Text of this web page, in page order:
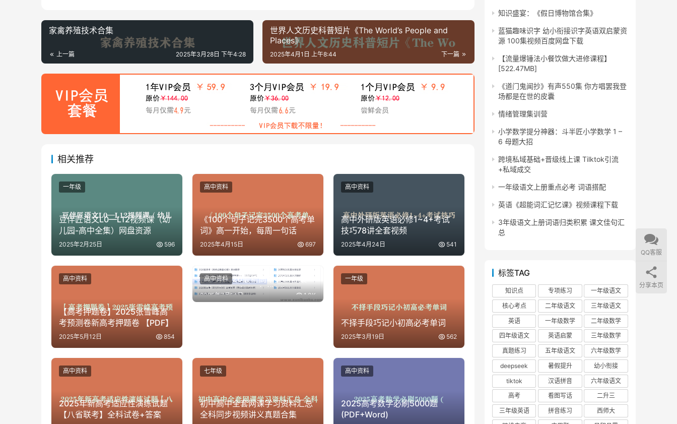
家禽养殖技术合集
上一篇 2025年3月28日 下午4:28
世界人文历史科普短片《The World’s People and
Places》
下一篇
2025年4月1日 上午8:44
相关推荐
豆伴匠语文L0—L12视频课（幼
儿园-高中全集）网盘资源
2025年2月25日 596
一年级
《100个句子记完3500个高考单
词》高一开始，每周一句话
2025年4月15日 697
高中资料
高中外研版英语必修1~4+考试
技巧78讲全套视频
2025年4月24日 541
高中资料
【高考押题卷】2025张雪峰高
考预测卷新高考押题卷 【PDF】
2025年5月12日 854
高中资料
[高考]2026最新高中资料合集
（包含5年高考3年模拟）
[7.5GB]
2025年7月14日 1.0K
高中资料
不择手段巧记小初高必考单词
2025年3月19日 562
一年级
2025年新高考适应性演练试题
【八省联考】全科试卷+答案
高中资料
初中高中全套网课学习资料汇总
全科同步视频讲义真题合集
七年级
2025高考数学必刷5000题
(PDF+Word)
高中资料
知识盛宴：《假日博物馆合集》
蓝猫趣味识字 幼小衔接识字英语双启蒙资
源 100集视频百度网盘下载
【流量爆锤法小餐饮做大进修课程】
[522.47MB]
《道门鬼闻抄》有声550集 你方唱罢我登
场都是在世的皮囊
情绪管理集训营
小学数学提分神器：斗半匠小学数学 1 –
6 母题大招
跨境私域基础+晋级线上课 Tilktok引流
+私域成交
一年级语文上册重点必考 词语搭配
英语《超能词汇记忆课》视频课程下载
3年级语文上册词语归类积累 课文佳句汇
总
标签TAG
知识点 专项练习
一年级语文
核心考点
二年级语文
三年级语文
英语
一年级数学
二年级数学
四年级语文
英语启蒙
三年级数学
真题练习
五年级语文
六年级数学
deepseek
暑假提升
幼小衔接
tiktok
汉语拼音
六年级语文
高考
看图写话
二升三
三年级英语
拼音练习
西师大
QQ客服
分享本页